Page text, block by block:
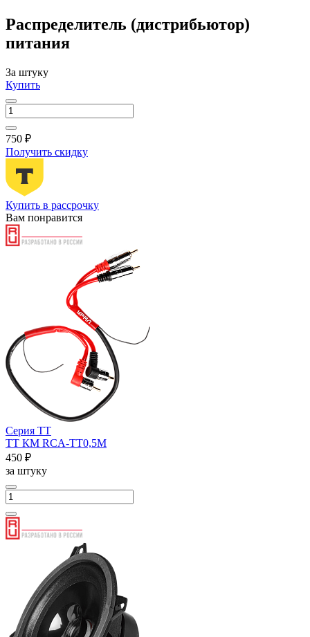
Распределитель (дистрибьютор)
питания
За штуку
Купить
750 ₽
Получить скидку
Купить в рассрочку
Вам понравится
Серия ТТ
ТТ КМ RCA-ТТ0,5М
450 ₽
за штуку